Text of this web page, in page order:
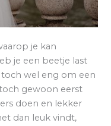
je kan
je een beetje last
wel eng om een
gewoon eerst
doen en lekker
dan leuk vindt,